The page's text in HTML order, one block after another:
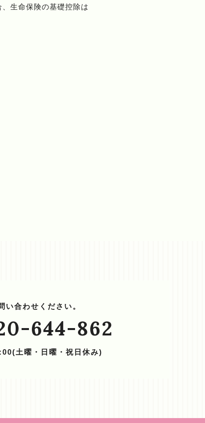
生命保険の基礎控除は
い合わせください。
644-862
土曜・日曜・祝日休み)